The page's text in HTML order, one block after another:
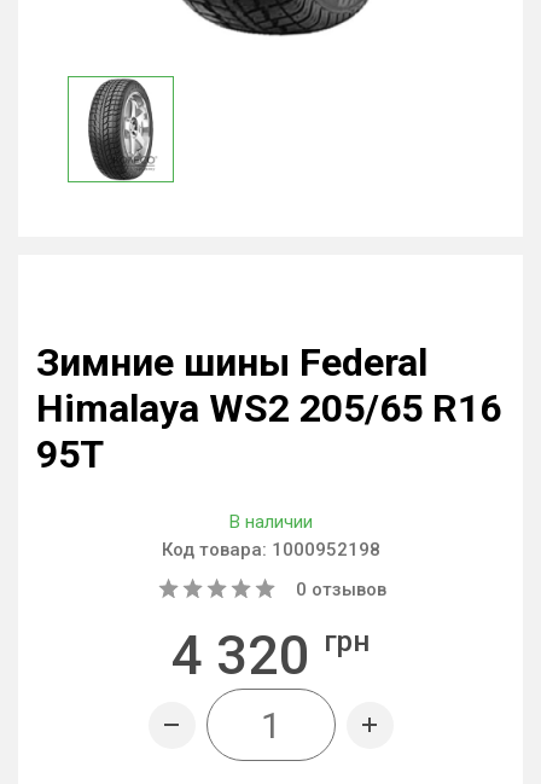
Зимние шины Federal
Himalaya WS2 205/65 R16
95T
В наличии
Код товара: 1000952198
0 отзывов
4 320 грн